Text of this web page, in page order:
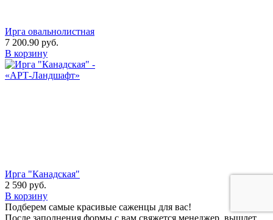
Ирга овальнолистная
7 200.90 руб.
В корзину
Ирга "Канадская"
2 590 руб.
В корзину
Подберем самые красивые саженцы для вас!
После заполнения формы с вам свяжется менеджер, вышлет